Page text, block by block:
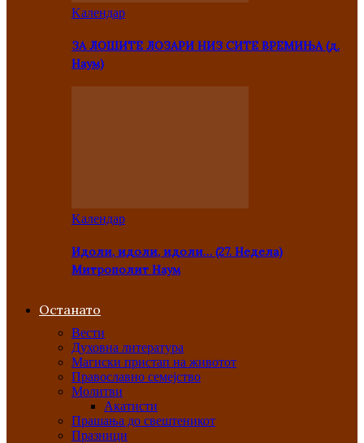
Kалендар
ЗА ЛОШИТЕ ЛОЗАРИ НИЗ СИТЕ ВРЕМИЊА (д.
Наум)
Kалендар
Идоли, идоли, идоли… (27. Недела)
Митрополит Наум
Останато
Вести
Духовна литература
Магиски пристап на животот
Православно семејство
Молитви
Акатисти
Прашања до свештеникот
Празници